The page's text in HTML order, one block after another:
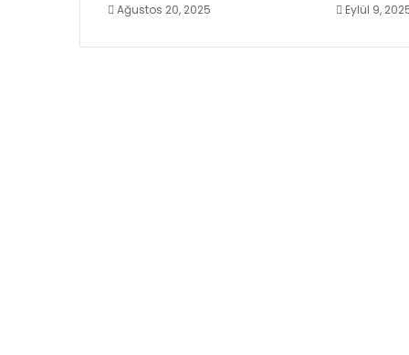
Ağustos 20, 2025 Eylül 9,